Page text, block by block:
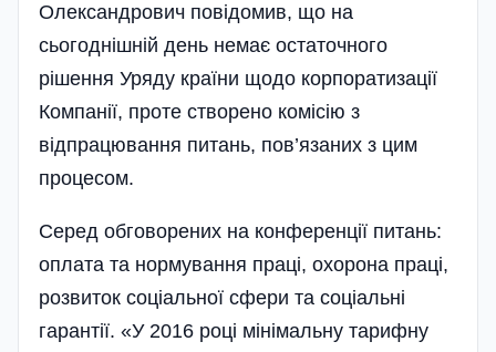
Олександрович повідомив, що на
сьогоднішній день немає остаточного
рішення Уряду країни щодо корпоратизації
Компанії, проте створено комісію з
відпрацювання питань, пов’язаних з цим
процесом.
Серед обговорених на конференції питань:
оплата та нормування праці, охорона праці,
розвиток соціальної сфери та соціальні
гарантії. «У 2016 році мінімальну тарифну